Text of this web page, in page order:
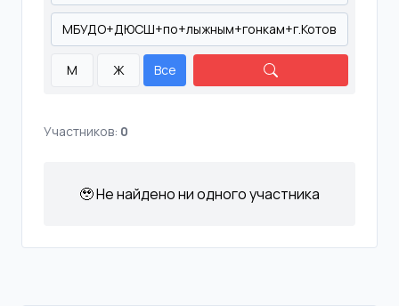
М Ж Все
Участников: 0
🥹 Не найдено ни одного участника